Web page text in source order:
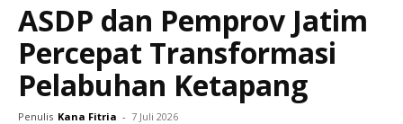
ASDP dan Pemprov Jatim
Percepat Transformasi
Pelabuhan Ketapang
Penulis Kana Fitria - 7 Juli 2026